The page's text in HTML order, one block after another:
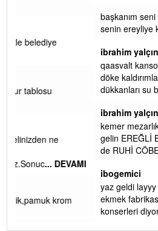
başkanım seni belediye
senin ereyliye katkın çok oldu
ibrahim yalçınkaya
qaasvalt kansorejen madde
döke kaldırımlar ana yoldan
dükkanları su basacak ma...
kemer mezarlık altı CİĞİRLİK
gelin EREĞLİ BELEDİYESİ o
de RUHİ CÖBEKOĞLU ... DEVAMI
yaz geldi layyy layyy layy lom
ekmek fabrikası kent lokantası